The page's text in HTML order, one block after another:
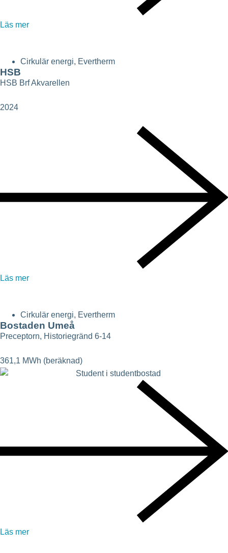
Läs mer
Cirkulär energi, Evertherm
HSB
HSB Brf Akvarellen
2024
Läs mer
Cirkulär energi, Evertherm
Bostaden Umeå
Preceptorn, Historiegränd 6-14
361,1 MWh (beräknad)
Läs mer